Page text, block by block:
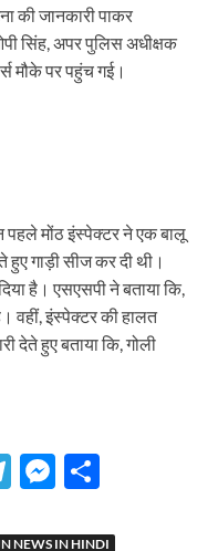
की जानकारी पाकर
सिंह, अपर पुलिस अधीक्षक
मौके पर पहुंच गई।
पहले मोंठ इंस्पेक्टर ने एक बालू
हुए गाड़ी सीज कर दी थी।
है। एसएसपी ने बताया कि,
वहीं, इंस्पेक्टर की हालत
देते हुए बताया कि, गोली
T
e
M
se ar
NEWS IN HINDI